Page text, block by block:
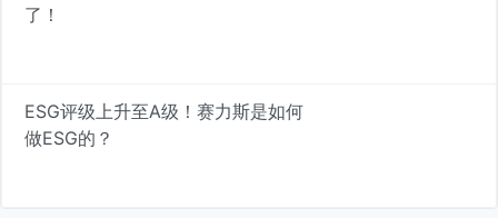
了！
ESG评级上升至A级！赛力斯是如何
做ESG的？